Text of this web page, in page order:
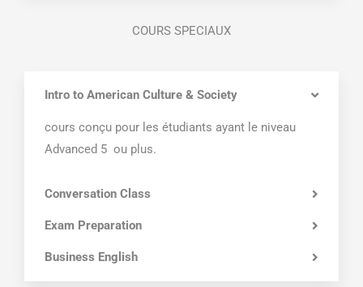
COURS SPECIAUX
Intro to American Culture & Society
cours conçu pour les étudiants ayant le niveau
Advanced 5 ou plus.
Conversation Class
Exam Preparation
Business English